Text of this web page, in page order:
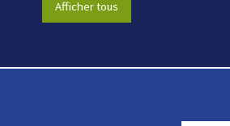
Afficher tous